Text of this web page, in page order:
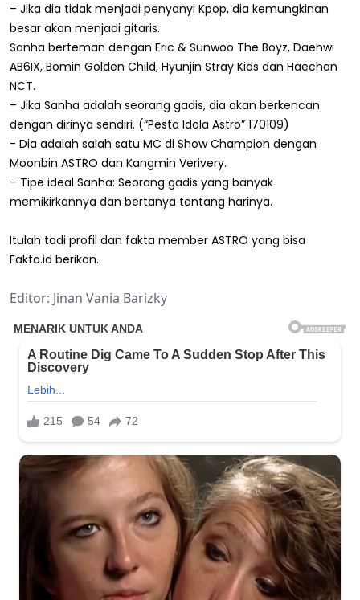
– Jika dia tidak menjadi penyanyi Kpop, dia kemungkinan
besar akan menjadi gitaris.
Sanha berteman dengan Eric & Sunwoo The Boyz, Daehwi
AB6IX, Bomin Golden Child, Hyunjin Stray Kids dan Haechan
NCT.
– Jika Sanha adalah seorang gadis, dia akan berkencan
dengan dirinya sendiri. (“Pesta Idola Astro” 170109)
- Dia adalah salah satu MC di Show Champion dengan
Moonbin ASTRO dan Kangmin Verivery.
– Tipe ideal Sanha: Seorang gadis yang banyak
memikirkannya dan bertanya tentang harinya.
Itulah tadi profil dan fakta member ASTRO yang bisa
Fakta.id berikan.
Editor: Jinan Vania Barizky